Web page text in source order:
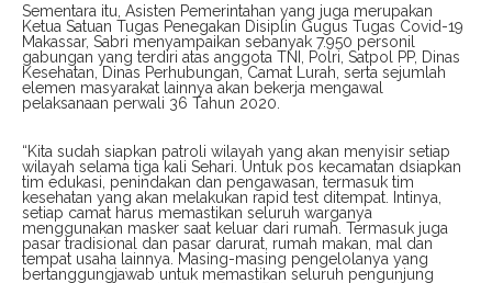
Sementara itu, Asisten Pemerintahan yang juga merupakan
Ketua Satuan Tugas Penegakan Disiplin Gugus Tugas Covid-19
Makassar, Sabri menyampaikan sebanyak 7.950 personil
gabungan yang terdiri atas anggota TNI, Polri, Satpol PP, Dinas
Kesehatan, Dinas Perhubungan, Camat Lurah, serta sejumlah
elemen masyarakat lainnya akan bekerja mengawal
pelaksanaan perwali 36 Tahun 2020.
“Kita sudah siapkan patroli wilayah yang akan menyisir setiap
wilayah selama tiga kali Sehari. Untuk pos kecamatan dsiapkan
tim edukasi, penindakan dan pengawasan, termasuk tim
kesehatan yang akan melakukan rapid test ditempat. Intinya,
setiap camat harus memastikan seluruh warganya
menggunakan masker saat keluar dari rumah. Termasuk juga
pasar tradisional dan pasar darurat, rumah makan, mal dan
tempat usaha lainnya. Masing-masing pengelolanya yang
bertanggungjawab untuk memastikan seluruh pengunjung